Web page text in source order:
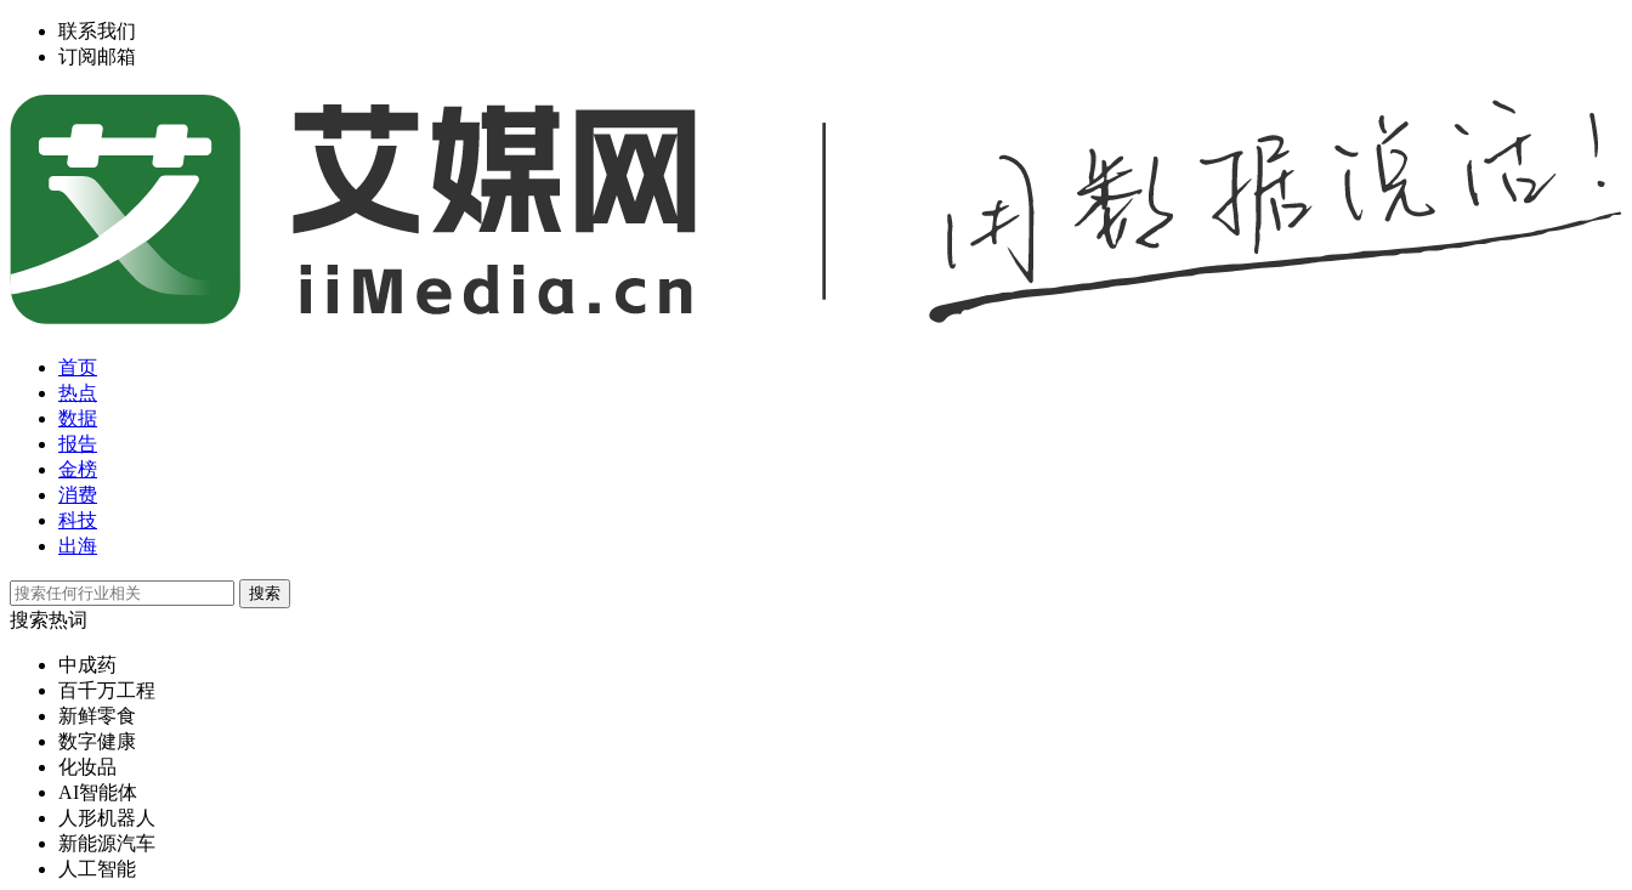
联系我们
订阅邮箱
首页
热点
数据
报告
金榜
消费
科技
出海
搜索
搜索热词
中成药
百千万工程
新鲜零食
数字健康
化妆品
AI智能体
人形机器人
新能源汽车
人工智能